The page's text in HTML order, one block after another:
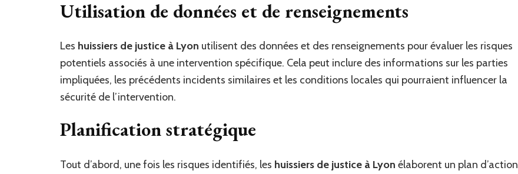
Utilisation de données et de renseignements
Les huissiers de justice à Lyon utilisent des données et des renseignements pour évaluer les risques
potentiels associés à une intervention spécifique. Cela peut inclure des informations sur les parties
impliquées, les précédents incidents similaires et les conditions locales qui pourraient influencer la
sécurité de l’intervention.
Planification stratégique
Tout d’abord, une fois les risques identifiés, les huissiers de justice à Lyon élaborent un plan d’action